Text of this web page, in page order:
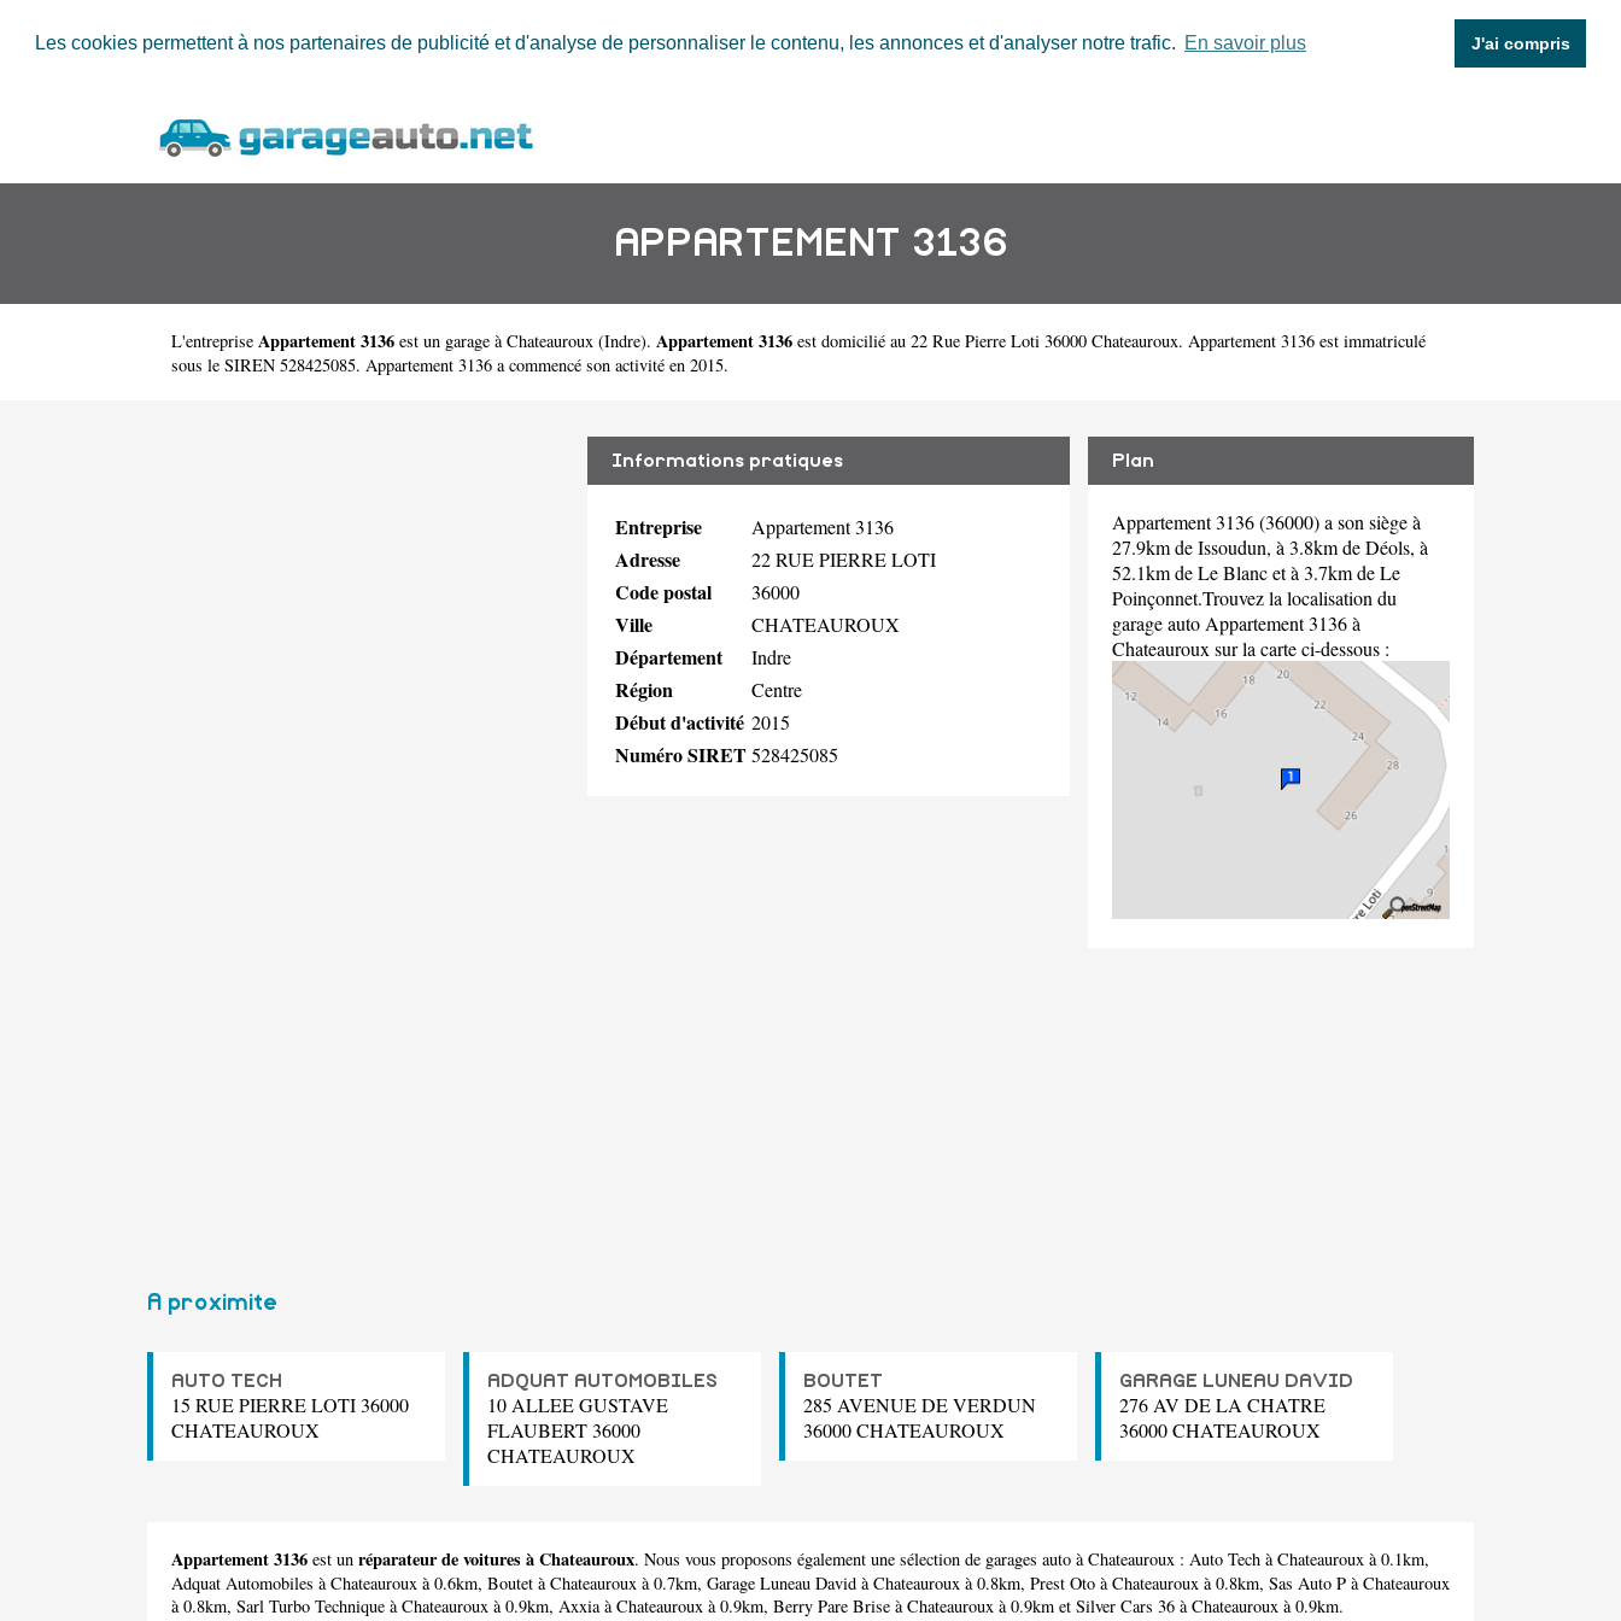
Les cookies permettent à nos partenaires de publicité et d'analyse de personnaliser le contenu, les annonces et d'analyser notre trafic. En savoir plus J'ai compris
APPARTEMENT 3136
L'entreprise Appartement 3136 est un garage à Chateauroux (Indre). Appartement 3136 est domicilié au 22 Rue Pierre Loti 36000 Chateauroux. Appartement 3136 est immatriculé
sous le SIREN 528425085. Appartement 3136 a commencé son activité en 2015.
Informations pratiques
Entreprise Appartement 3136
Adresse 22 RUE PIERRE LOTI
Code postal 36000
Ville CHATEAUROUX
Département Indre
Région Centre
Début d'activité 2015
Numéro SIRET528425085
Plan
Appartement 3136 (36000) a son siège à
27.9km de Issoudun, à 3.8km de Déols, à
52.1km de Le Blanc et à 3.7km de Le
Poinçonnet.Trouvez la localisation du
garage auto Appartement 3136 à
Chateauroux sur la carte ci-dessous :
A proximite
AUTO TECH
15 RUE PIERRE LOTI 36000
CHATEAUROUX
ADQUAT AUTOMOBILES
10 ALLEE GUSTAVE
FLAUBERT 36000
CHATEAUROUX
BOUTET
285 AVENUE DE VERDUN
36000 CHATEAUROUX
GARAGE LUNEAU DAVID
276 AV DE LA CHATRE
36000 CHATEAUROUX
Appartement 3136 est un réparateur de voitures à Chateauroux. Nous vous proposons également une sélection de garages auto à Chateauroux : Auto Tech à Chateauroux à 0.1km,
Adquat Automobiles à Chateauroux à 0.6km, Boutet à Chateauroux à 0.7km, Garage Luneau David à Chateauroux à 0.8km, Prest Oto à Chateauroux à 0.8km, Sas Auto P à Chateauroux
à 0.8km, Sarl Turbo Technique à Chateauroux à 0.9km, Axxiaà Chateauroux à 0.9km, Berry Pare Brise à Chateauroux à 0.9km et Silver Cars 36 à Chateauroux à 0.9km.